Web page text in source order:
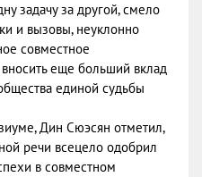
задачу за другой, смело
и вызовы, неуклонно
совместное
вносить еще больший вклад
единой судьбы
Дин Сюэсян отметил,
речи всецело одобрил
в совместном